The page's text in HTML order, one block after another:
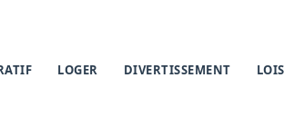
LOGER DIVERTISSEMENT LOIS